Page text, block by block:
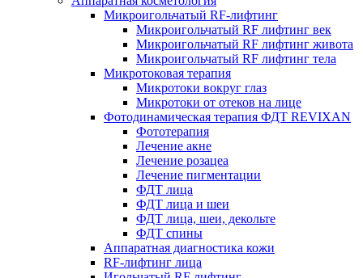
Микроигольчатый RF-лифтинг
Микроигольчатый RF лифтинг век
Микроигольчатый RF лифтинг живота
Микроигольчатый RF лифтинг тела
Микротоковая терапия
Микротоки вокруг глаз
Микротоки от отеков на лице
Фотодинамическая терапия ФДТ REVIXAN
Фототерапия
Лечение акне
Лечение розацеа
Лечение пигментации
ФДТ лица
ФДТ лица и шеи
ФДТ лица, шеи, декольте
ФДТ спины
Аппаратная диагностика кожи
RF-лифтинг лица